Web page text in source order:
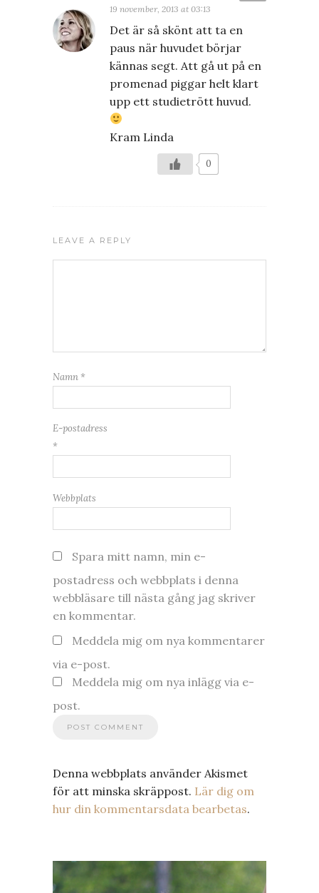
19 november, 2013 at 03:13
Det är så skönt att ta en
paus när huvudet börjar
kännas segt. Att gå ut på en
promenad piggar helt klart
upp ett studietrött huvud.
Kram Linda
0
LEAVE A REPLY
Namn *
E-postadress
*
Webbplats
Spara mitt namn, min e-
postadress och webbplats i denna
webbläsare till nästa gång jag skriver
en kommentar.
Meddela mig om nya kommentarer
via e-post.
Meddela mig om nya inlägg via e-
post.
Denna webbplats använder Akismet
för att minska skräppost. Lär dig om
hur din kommentarsdata bearbetas.